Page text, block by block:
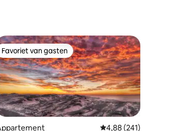
Favoriet van gasten
Favoriet van gasten
Gemiddelde
4,88 (241)